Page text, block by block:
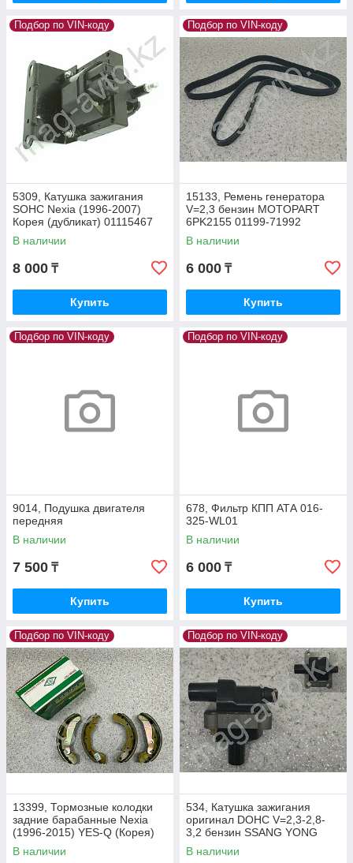
Подбор по VIN-коду
5309, Катушка зажигания
SOHC Nexia (1996-2007)
Корея (дубликат) 01115467
В наличии
8 000 ₸
Купить
Подбор по VIN-коду
15133, Ремень генератора
V=2,3 бензин MOTOPART
6PK2155 01199-71992
В наличии
6 000 ₸
Купить
Подбор по VIN-коду
9014, Подушка двигателя
передняя
В наличии
7 500 ₸
Купить
Подбор по VIN-коду
678, Фильтр КПП АТА 016-
325-WL01
В наличии
6 000 ₸
Купить
Подбор по VIN-коду
13399, Тормозные колодки
задние барабанные Nexia
(1996-2015) YES-Q (Корея)
PS4520065
В наличии
Подбор по VIN-коду
534, Катушка зажигания
оригинал DOHC V=2,3-2,8-
3,2 бензин SSANG YONG
Motors Beijing 02215-06444
В наличии